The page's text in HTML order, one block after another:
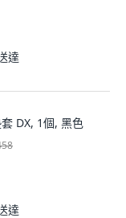
達
DX, 1個, 黑色
達